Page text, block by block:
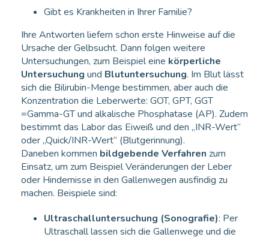
Gibt es Krankheiten in Ihrer Familie?
Ihre Antworten liefern schon erste Hinweise auf die
Ursache der Gelbsucht. Dann folgen weitere
Untersuchungen, zum Beispiel eine körperliche
Untersuchung und Blutuntersuchung. Im Blut lässt
sich die Bilirubin-Menge bestimmen, aber auch die
Konzentration die Leberwerte: GOT, GPT, GGT
=Gamma-GT und alkalische Phosphatase (AP). Zudem
bestimmt das Labor das Eiweiß und den „INR-Wert“
oder „Quick/INR-Wert“ (Blutgerinnung).
Daneben kommen bildgebende Verfahren zum
Einsatz, um zum Beispiel Veränderungen der Leber
oder Hindernisse in den Gallenwegen ausfindig zu
machen. Beispiele sind:
Ultraschalluntersuchung (Sonografie): Per
Ultraschall lassen sich die Gallenwege und die